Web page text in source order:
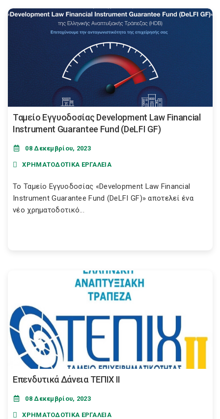
Ταμείο Εγγυοδοσίας Development Law Financial
Instrument Guarantee Fund (DeLFI GF)
08 Δεκεμβρίου, 2023
ΧΡΗΜΑΤΟΔΟΤΙΚΑ ΕΡΓΑΛΕΙΑ
Το Ταμείο Εγγυοδοσίας «Development Law Financial
Instrument Guarantee Fund (DeLFI GF)» αποτελεί ένα
νέο χρηματοδοτικό...
Επενδυτικά Δάνεια ΤΕΠΙΧ ΙΙ
08 Δεκεμβρίου, 2023
ΧΡΗΜΑΤΟΔΟΤΙΚΑ ΕΡΓΑΛΕΙΑ